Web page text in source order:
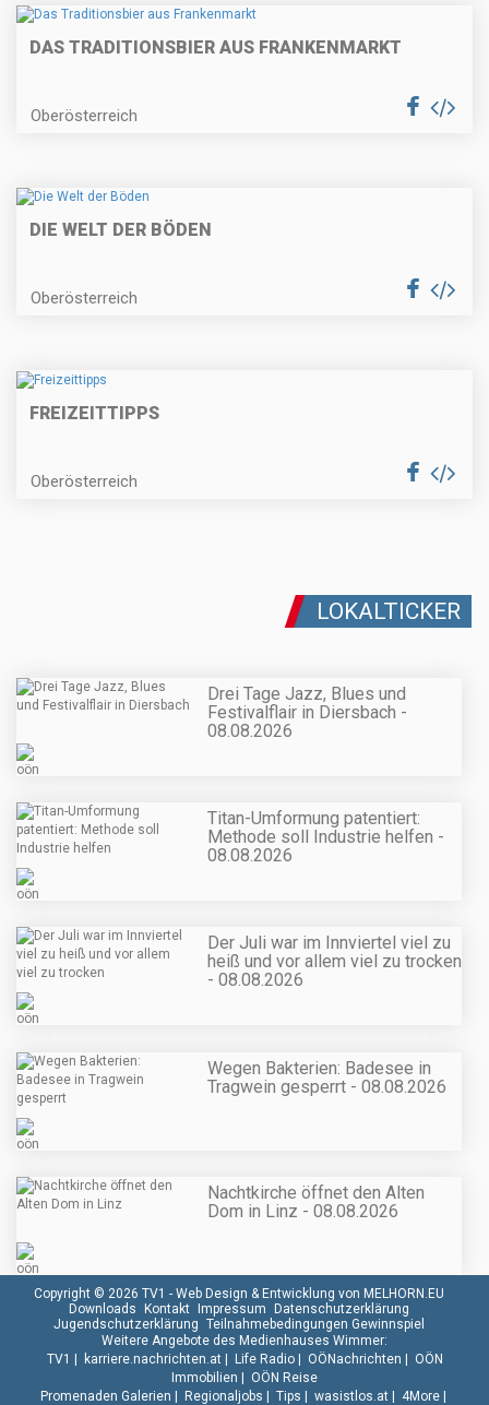
DAS TRADITIONSBIER AUS FRANKENMARKT
Oberösterreich
DIE WELT DER BÖDEN
Oberösterreich
FREIZEITTIPPS
Oberösterreich
LOKALTICKER
Drei Tage Jazz, Blues und
Festivalflair in Diersbach -
08.08.2026
Titan-Umformung patentiert:
Methode soll Industrie helfen -
08.08.2026
Der Juli war im Innviertel viel zu
heiß und vor allem viel zu trocken
- 08.08.2026
Wegen Bakterien: Badesee in
Tragwein gesperrt - 08.08.2026
Nachtkirche öffnet den Alten
Dom in Linz - 08.08.2026
Copyright © 2026 TV1 - Web Design & Entwicklung von MELHORN.EU
Downloads Kontakt Impressum Datenschutzerklärung
Jugendschutzerklärung Teilnahmebedingungen Gewinnspiel
Weitere Angebote des Medienhauses Wimmer:
TV1 | karriere.nachrichten.at| Life Radio| OÖNachrichten | OÖN
Immobilien | OÖN Reise
Promenaden Galerien | Regionaljobs | Tips | wasistlos.at| 4More|